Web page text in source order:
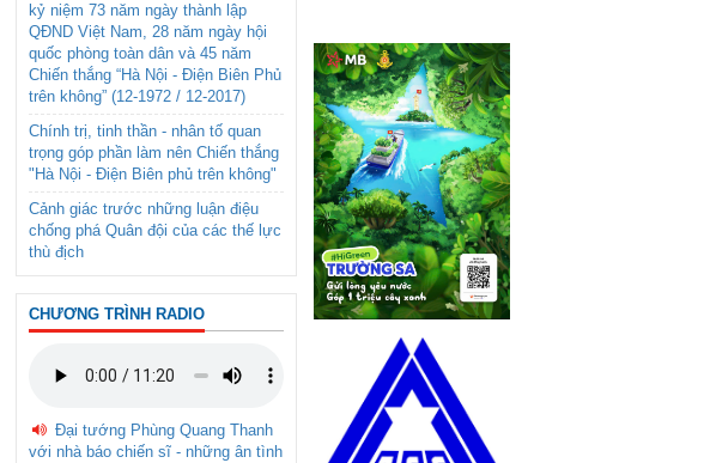
kỷ niệm 73 năm ngày thành lập
QĐND Việt Nam, 28 năm ngày hội
quốc phòng toàn dân và 45 năm
Chiến thắng “Hà Nội - Điện Biên Phủ
trên không” (12-1972 / 12-2017)
Chính trị, tinh thần - nhân tố quan
trọng góp phần làm nên Chiến thắng
"Hà Nội - Điện Biên phủ trên không"
Cảnh giác trước những luận điệu
chống phá Quân đội của các thế lực
thù địch
CHƯƠNG TRÌNH RADIO
Đại tướng Phùng Quang Thanh
với nhà báo chiến sĩ - những ân tình